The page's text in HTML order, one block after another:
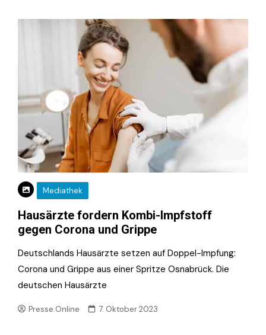
Mediathek
Hausärzte fordern Kombi-Impfstoff
gegen Corona und Grippe
Deutschlands Hausärzte setzen auf Doppel-Impfung:
Corona und Grippe aus einer Spritze Osnabrück. Die
deutschen Hausärzte
Presse.Online 7. Oktober 2023